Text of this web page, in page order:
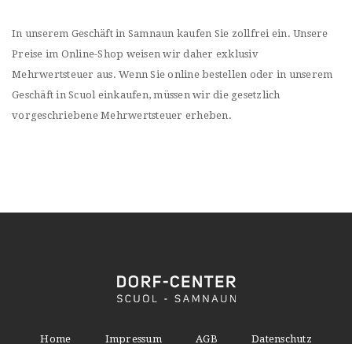
In unserem Geschäft in Samnaun kaufen Sie zollfrei ein. Unsere
Preise im Online-Shop weisen wir daher exklusiv
Mehrwertsteuer aus. Wenn Sie online bestellen oder in unserem
Geschäft in Scuol einkaufen, müssen wir die gesetzlich
vorgeschriebene Mehrwertsteuer erheben.
Home Impressum AGB Datenschutz